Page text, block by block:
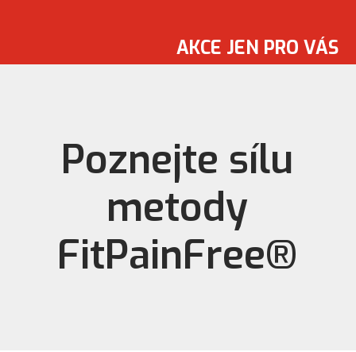
AKCE JEN PRO VÁS
Poznejte sílu
metody
FitPainFree®